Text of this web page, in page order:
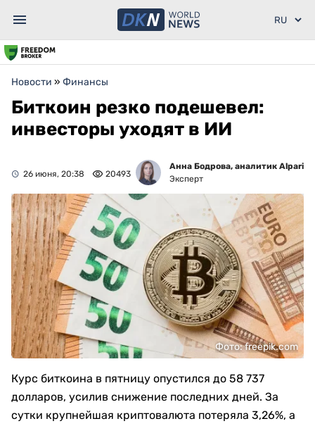
Новости » Финансы
Биткоин резко подешевел:
инвесторы уходят в ИИ
26 июня, 20:38 20493
Анна Бодрова, аналитик Alpari
Эксперт
Фото: freepik.com
Курс биткоина в пятницу опустился до 58 737
долларов, усилив снижение последних дней. За
сутки крупнейшая криптовалюта потеряла 3,26%, а